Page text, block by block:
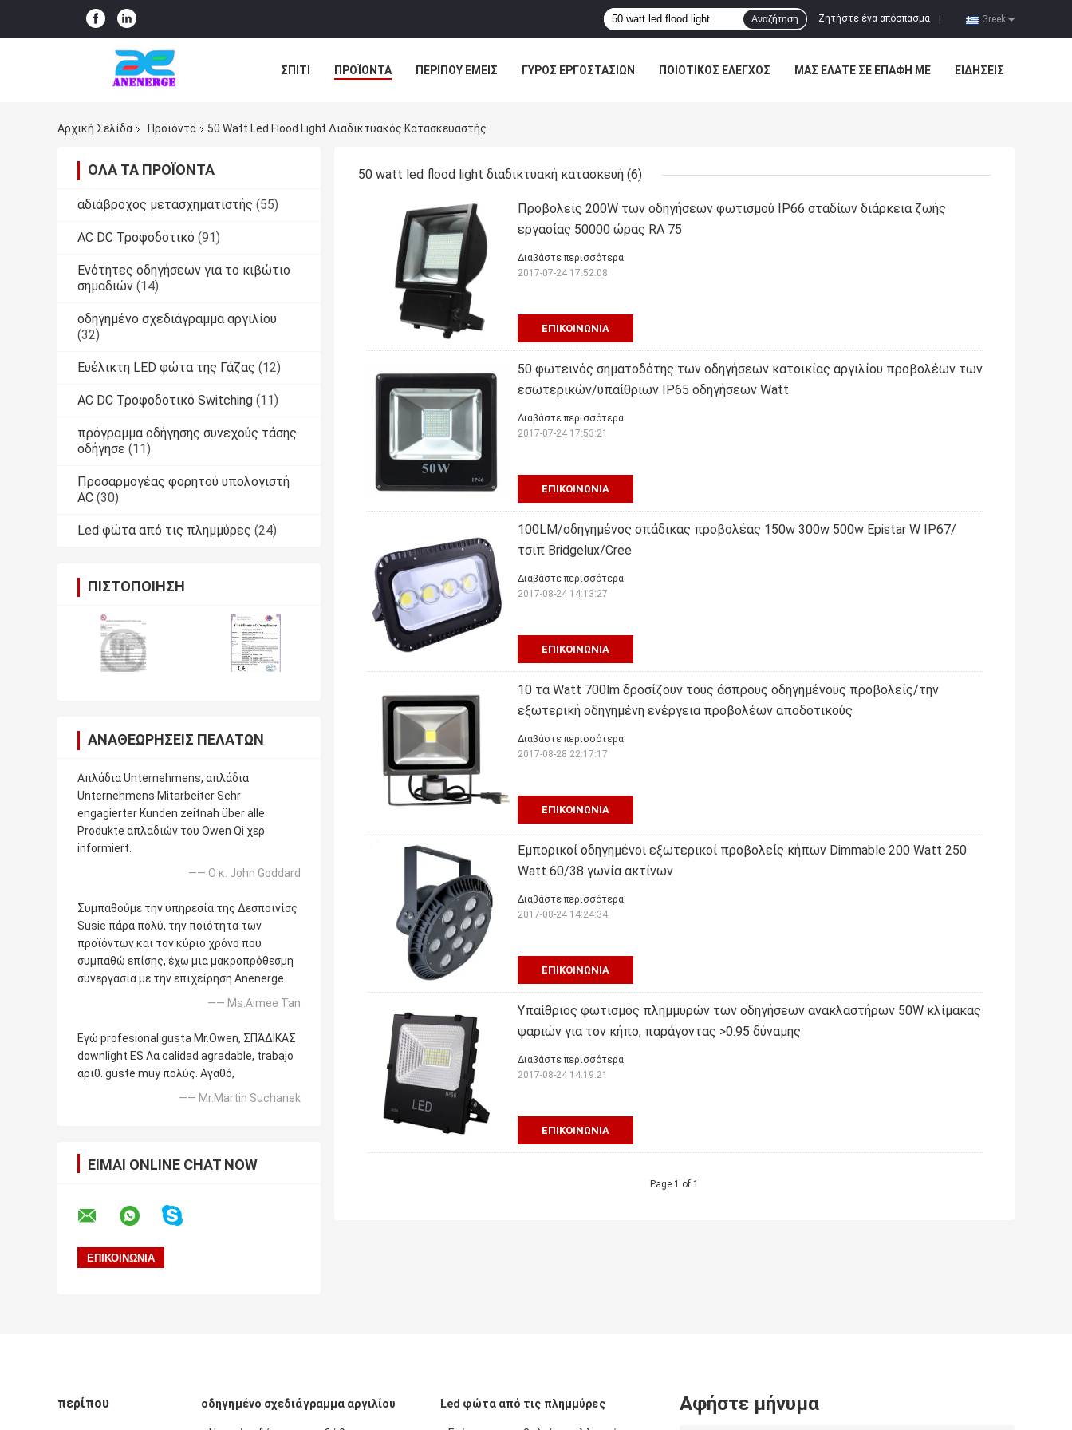
Greek
Ζητήστε ένα απόσπασμα
Αναζήτηση
ΣΠΊΤΙ ΠΡΟΪΌΝΤΑ ΠΕΡΊΠΟΥ ΕΜΕΊΣ ΓΎΡΟΣ ΕΡΓΟΣΤΑΣΊΩΝ ΠΟΙΟΤΙΚΌΣ ΈΛΕΓΧΟΣ ΜΑΣ ΕΛΆΤΕ ΣΕ ΕΠΑΦΉ ΜΕ ΕΙΔΉΣΕΙΣ
Αρχική Σελίδα
Προϊόντα 50 Watt Led Flood Light Διαδικτυακός Κατασκευαστής
ΌΛΑ ΤΑ ΠΡΟΪΌΝΤΑ
αδιάβροχος μετασχηματιστής (55)
AC DC Τροφοδοτικό (91)
Ενότητες οδηγήσεων για το κιβώτιο
σημαδιών (14)
οδηγημένο σχεδιάγραμμα αργιλίου
(32)
Ευέλικτη LED φώτα της Γάζας (12)
AC DC Τροφοδοτικό Switching (11)
πρόγραμμα οδήγησης συνεχούς τάσης
οδήγησε (11)
Προσαρμογέας φορητού υπολογιστή
AC (30)
Led φώτα από τις πλημμύρες (24)
ΠΙΣΤΟΠΟΊΗΣΗ
ΑΝΑΘΕΩΡΉΣΕΙΣ ΠΕΛΑΤΏΝ
Απλάδια Unternehmens, απλάδια
Unternehmens Mitarbeiter Sehr
engagierter Kunden zeitnah über alle
Produkte απλαδιών του Owen Qi χερ
informiert.
—— Ο κ. John Goddard
Συμπαθούμε την υπηρεσία της Δεσποινίσς
Susie πάρα πολύ, την ποιότητα των
προϊόντων και τον κύριο χρόνο που
συμπαθώ επίσης, έχω μια μακροπρόθεσμη
συνεργασία με την επιχείρηση Anenerge.
—— Ms.Aimee Tan
Εγώ profesional gusta Mr.Owen, ΣΠΆΔΙΚΑΣ
downlight ES Λα calidad agradable, trabajo
αριθ. guste muy πολύς. Αγαθό,
—— Mr.Martin Suchanek
ΕΊΜΑΙ ONLINE CHAT NOW
50 watt led flood light διαδικτυακή κατασκευή (6)
Προβολείς 200W των οδηγήσεων φωτισμού IP66 σταδίων διάρκεια ζωής
εργασίας 50000 ώρας RA 75
ΕΠΙΚΟΙΝΩΝΊΑ
Διαβάστε περισσότερα
2017-07-24 17:52:08
50 φωτεινός σηματοδότης των οδηγήσεων κατοικίας αργιλίου προβολέων των
εσωτερικών/υπαίθριων IP65 οδηγήσεων Watt
ΕΠΙΚΟΙΝΩΝΊΑ
Διαβάστε περισσότερα
2017-07-24 17:53:21
100LM/οδηγημένος σπάδικας προβολέας 150w 300w 500w Epistar W IP67/
τσιπ Bridgelux/Cree
ΕΠΙΚΟΙΝΩΝΊΑ
Διαβάστε περισσότερα
2017-08-24 14:13:27
10 τα Watt 700lm δροσίζουν τους άσπρους οδηγημένους προβολείς/την
εξωτερική οδηγημένη ενέργεια προβολέων αποδοτικούς
ΕΠΙΚΟΙΝΩΝΊΑ
Διαβάστε περισσότερα
2017-08-28 22:17:17
Εμπορικοί οδηγημένοι εξωτερικοί προβολείς κήπων Dimmable 200 Watt 250
Watt 60/38 γωνία ακτίνων
ΕΠΙΚΟΙΝΩΝΊΑ
Διαβάστε περισσότερα
2017-08-24 14:24:34
Υπαίθριος φωτισμός πλημμυρών των οδηγήσεων ανακλαστήρων 50W κλίμακας
ψαριών για τον κήπο, παράγοντας >0.95 δύναμης
ΕΠΙΚΟΙΝΩΝΊΑ
Διαβάστε περισσότερα
2017-08-24 14:19:21
Page 1 of 1
περίπου οδηγημένο σχεδιάγραμμα αργιλίου Led φώτα από τις πλημμύρες Αφήστε μήνυμα